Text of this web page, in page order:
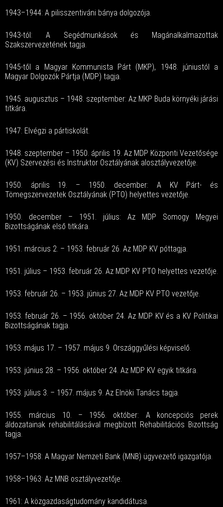
1943–1944: A pilisszentiváni bánya dolgozója.
1943-tól: A Segédmunkások és Magánalkalmazottak
Szakszervezetének tagja.
1945-től a Magyar Kommunista Párt (MKP), 1948. júniustól a
Magyar Dolgozók Pártja (MDP) tagja.
1945. augusztus – 1948. szeptember: Az MKP Buda környéki járási
titkára.
1947: Elvégzi a pártiskolát.
1948. szeptember – 1950. április 19. Az MDP Központi Vezetősége
(KV) Szervezési és Instruktor Osztályának alosztályvezetője.
1950. április 19. – 1950. december: A KV Párt- és
Tömegszervezetek Osztályának (PTO) helyettes vezetője.
1950. december – 1951. július: Az MDP Somogy Megyei
Bizottságának első titkára.
1951. március 2. – 1953. február 26. Az MDP KV póttagja.
1951. július – 1953. február 26. Az MDP KV PTO helyettes vezetője.
1953. február 26. – 1953. június 27. Az MDP KV PTO vezetője.
1953. február 26. – 1956. október 24. Az MDP KV és a KV Politikai
Bizottságának tagja.
1953. május 17. – 1957. május 9. Országgyűlési képviselő.
1953. június 28. – 1956. október 24. Az MDP KV egyik titkára.
1953. július 3. – 1957. május 9. Az Elnöki Tanács tagja.
1955. március 10. – 1956. október: A koncepciós perek
áldozatainak rehabilitálásával megbízott Rehabilitációs Bizottság
tagja.
1957–1958: A Magyar Nemzeti Bank (MNB) ügyvezető igazgatója.
1958–1963: Az MNB osztályvezetője.
1961: A közgazdaságtudomány kandidátusa.